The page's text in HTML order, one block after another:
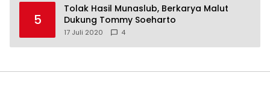
5
Tolak Hasil Munaslub, Berkarya Malut
Dukung Tommy Soeharto
17 Juli 2020 4